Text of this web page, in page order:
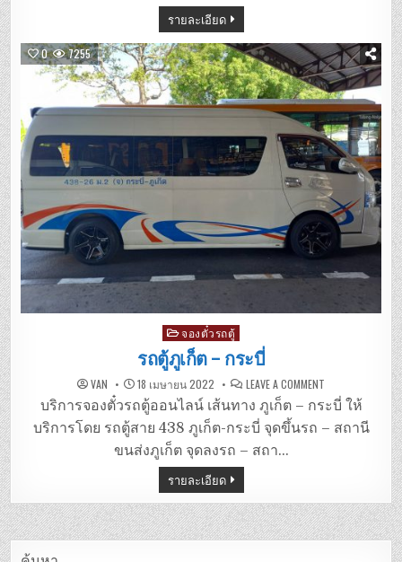
รายละเอียด
0 7255
Posted
in
จองตั๋วรถตู้
รถตู้ภูเก็ต – กระบี่
VAN 18 เมษายน 2022 LEAVE A COMMENT
ตู้
ภูเก็ต
–
กระบี่
บริการจองตั๋วรถตู้ออนไลน์ เส้นทาง ภูเก็ต – กระบี่ ให้
บริการโดย รถตู้สาย 438 ภูเก็ต-กระบี่ จุดขึ้นรถ – สถานี
ขนส่งภูเก็ต จุดลงรถ – สถา…
รายละเอียด